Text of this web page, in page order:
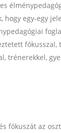
hogy egy-egy
fókusszal,
trénerekkel,
fókuszát az